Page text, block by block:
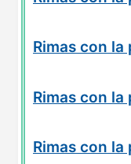
Rimas con
Rimas con la
Rimas con